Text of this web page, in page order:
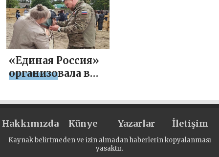
«Единая Россия»
организовала в
конные прогулки
Hakkımızda Künye Yazarlar İletişim
Kaynak belirtmeden ve izin almadan haberlerin kopyalanması
yasaktır.